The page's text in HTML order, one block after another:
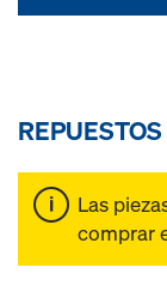
Las
comprar